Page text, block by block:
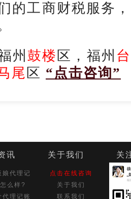
的工商财税服务
州 鼓楼 区，福州
尾 区 “点击咨询”
讯
娘代理记
么样?
代理记账
关于我们
点击在线咨询
关于我们
联系我们
关